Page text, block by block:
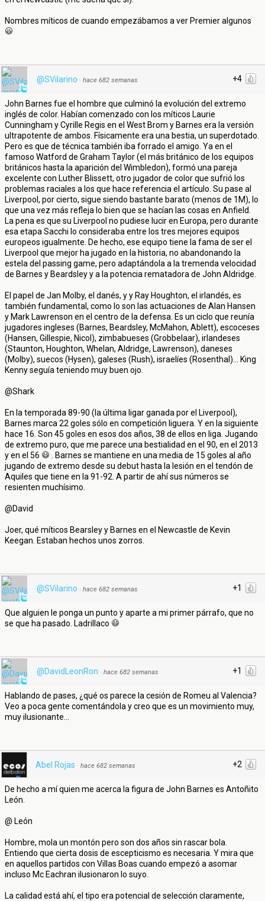
Nombres míticos de cuando empezábamos a ver Premier algunos
+4
@SVilarino · hace 682 semanas
John Barnes fue el hombre que culminó la evolución del extremo
inglés de color. Habían comenzado con los míticos Laurie
Cunningham y Cyrille Regis en el West Brom y Barnes era la versión
ultrapotente de ambos. Físicamente era una bestia, un superdotado.
Pero es que de técnica también iba forrado el amigo. Ya en el
famoso Watford de Graham Taylor (el más británico de los equipos
británicos hasta la aparición del Wimbledon), formó una pareja
excelente con Luther Blissett, otro jugador de color que sufrió los
problemas raciales a los que hace referencia el artículo. Su pase al
Liverpool, por cierto, sigue siendo bastante barato (menos de 1M), lo
que una vez más refleja lo bien que se hacían las cosas en Anfield.
La pena es que su Liverpool no pudiese lucir en Europa, pero durante
esa etapa Sacchi lo consideraba entre los tres mejores equipos
europeos igualmente. De hecho, ese equipo tiene la fama de ser el
Liverpool que mejor ha jugado en la historia, no abandonando la
estela del passing game, pero adaptándola a la tremenda velocidad
de Barnes y Beardsley y a la potencia rematadora de John Aldridge.
El papel de Jan Molby, el danés, y y Ray Houghton, el irlandés, es
también fundamental, como lo son las actuaciones de Alan Hansen
y Mark Lawrenson en el centro de la defensa. Es un ciclo que reunía
jugadores ingleses (Barnes, Beardsley, McMahon, Ablett), escoceses
(Hansen, Gillespie, Nicol), zimbabueses (Grobbelaar), irlandeses
(Staunton, Houghton, Whelan, Aldridge, Lawrenson), daneses
(Molby), suecos (Hysen), galeses (Rush), israelíes (Rosenthal)... King
Kenny seguía teniendo muy buen ojo.
@Shark
En la temporada 89-90 (la última ligar ganada por el Liverpool),
Barnes marca 22 goles sólo en competición liguera. Y en la siguiente
hace 16. Son 45 goles en esos dos años, 38 de ellos en liga. Jugando
de extremo puro, que me parece una bestialidad en el 90, en el 2013
y en el 56
. Barnes se mantiene en una media de 15 goles al año
jugando de extremo desde su debut hasta la lesión en el tendón de
Aquiles que tiene en la 91-92. A partir de ahí sus números se
resienten muchísimo.
@David
Joer, qué míticos Bearsley y Barnes en el Newcastle de Kevin
Keegan. Estaban hechos unos zorros.
+1
@SVilarino · hace 682 semanas
Que alguien le ponga un punto y aparte a mi primer párrafo, que no
se que ha pasado. Ladrillaco
+1
@DavidLeonRon · hace 682 semanas
Hablando de pases, ¿qué os parece la cesión de Romeu al Valencia?
Veo a poca gente comentándola y creo que es un movimiento muy,
muy ilusionante…
+2
Abel Rojas · hace 682 semanas
De hecho a mí quien me acerca la figura de John Barnes es Antoñito
León.
@ León
Hombre, mola un montón pero son dos años sin rascar bola.
Entiendo que cierta dosis de escepticismo es necesaria. Y mira que
en aquellos partidos con Villas Boas cuando empezó a asomar
incluso Mc Eachran ilusionaron lo suyo.
La calidad está ahí, el tipo era potencial de selección claramente,